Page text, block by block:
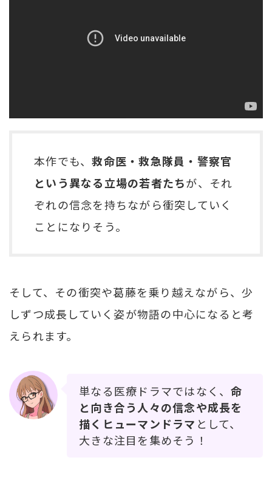
本作でも、救命医・救急隊員・警察官
という異なる立場の若者たちが、それ
ぞれの信念を持ちながら衝突していく
ことになりそう。
そして、その衝突や葛藤を乗り越えながら、少
しずつ成長していく姿が物語の中心になると考
えられます。
単なる医療ドラマではなく、命
と向き合う人々の信念や成長を
描くヒューマンドラマ として、
大きな注目を集めそう！